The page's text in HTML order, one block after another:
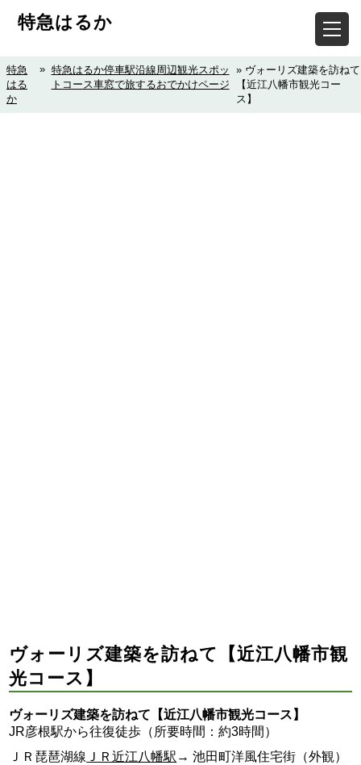
特急はるか
特急
はる
か
» 特急はるか停車駅沿線周辺観光スポッ
トコース車窓で旅するおでかけページ
» ヴォーリズ建築を訪ねて
【近江八幡市観光コー
ス】
ヴォーリズ建築を訪ねて【近江八幡市観
光コース】
ヴォーリズ建築を訪ねて【近江八幡市観光コース】
JR彦根駅から往復徒歩（所要時間：約3時間）
ＪＲ琵琶湖線 ＪＲ近江八幡駅 → 池田町洋風住宅街（外観）